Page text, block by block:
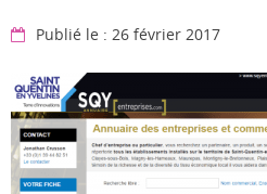
Publié le : 26 février 2017